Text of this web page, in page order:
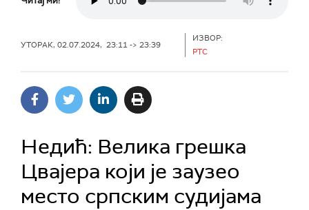
УТОРАК, 02.07.2024, 23:11 -> 23:39
ИЗВОР:
РТС
Недић: Велика грешка
Цвајера који је заузео
место српским судијама